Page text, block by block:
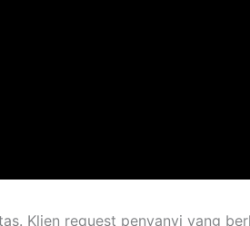
Klien request penyanyi yang